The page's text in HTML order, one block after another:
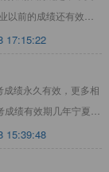
前的成绩还有效吗
17:15:22
绩永久有效，更多相
绩有效期几年宁夏自
15:39:48